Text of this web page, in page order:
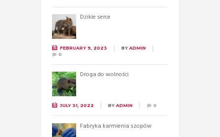
Dzikie serce
FEBRUARY 9, 2023 BYADMIN
0
Droga do wolności
JULY 31, 2022 BYADMIN 0
Fabryka karmienia szopów